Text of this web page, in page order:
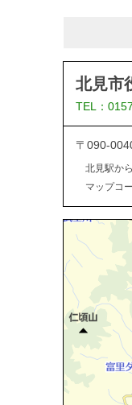
北見市
TEL：
〒090-
北見駅か
マップコ